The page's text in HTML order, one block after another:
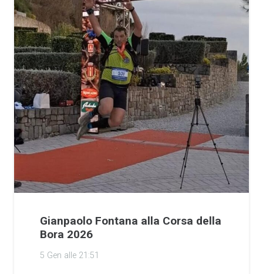
Gianpaolo Fontana alla Corsa della
Bora 2026
5 Gen alle 21:51